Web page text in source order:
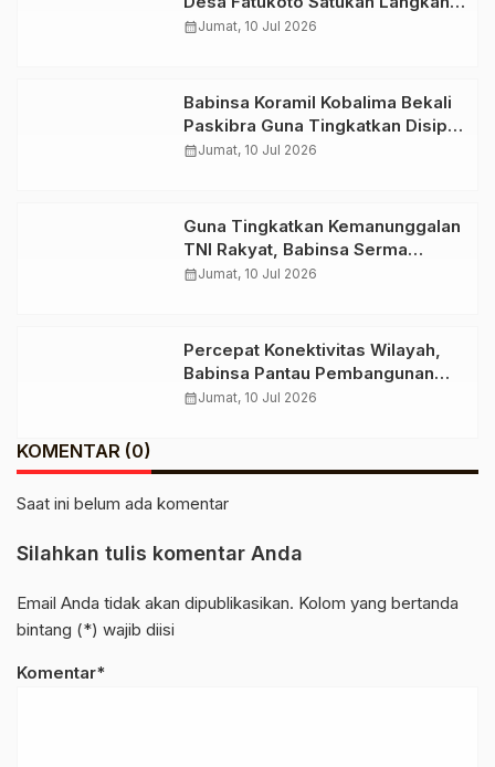
Menuju Desa Sehat dan Bebas
calendar_monthJumat, 10 Jul 2026
Babinsa Koramil Kobalima Bekali
Paskibra Guna Tingkatkan Disiplin
dan Jiwa Korsa
calendar_monthJumat, 10 Jul 2026
Guna Tingkatkan Kemanunggalan
TNI Rakyat, Babinsa Serma
Duarte Dos Santos Sambangi
calendar_monthJumat, 10 Jul 2026
Percepat Konektivitas Wilayah,
Babinsa Pantau Pembangunan
Jembatan Beton di Desa Kuatae
calendar_monthJumat, 10 Jul 2026
KOMENTAR (0)
Saat ini belum ada komentar
Silahkan tulis komentar Anda
Email Anda tidak akan dipublikasikan. Kolom yang bertanda
bintang (*) wajib diisi
Komentar*